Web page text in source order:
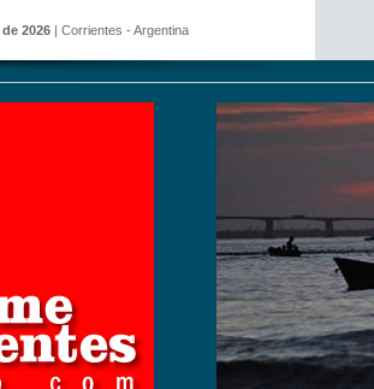
2026 | Corrientes - Argentina